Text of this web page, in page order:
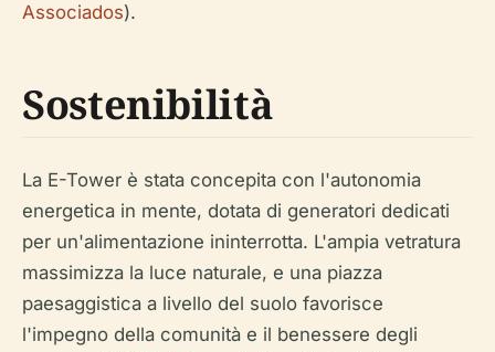
Associados).
Sostenibilità
La E-Tower è stata concepita con l'autonomia
energetica in mente, dotata di generatori dedicati
per un'alimentazione ininterrotta. L'ampia vetratura
massimizza la luce naturale, e una piazza
paesaggistica a livello del suolo favorisce
l'impegno della comunità e il benessere degli